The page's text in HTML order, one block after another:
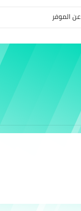
عن الموفر